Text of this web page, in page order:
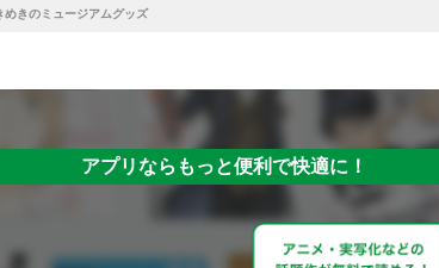
めきのミュージアムグッズ
アプリならもっと便利で快適に！